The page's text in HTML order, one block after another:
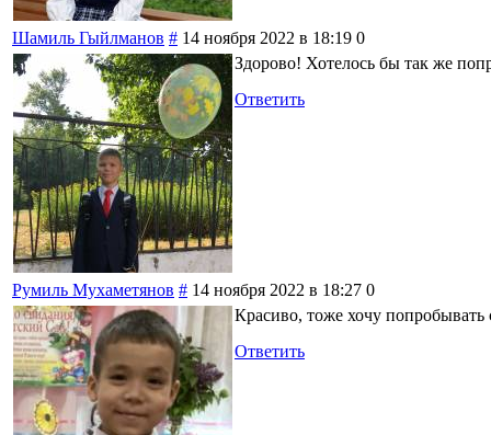
Шамиль Гыйлманов # 14 ноября 2022 в 18:19 0
Здорово! Хотелось бы так же
Ответить
Румиль Мухаметянов # 14 ноября 2022 в 18:27 0
Красиво, тоже хочу попробывать
Ответить